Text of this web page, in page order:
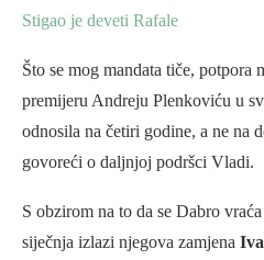
Stigao je deveti Rafale
Što se mog mandata tiče, potpora
premijeru Andreju Plenkoviću u
odnosila na četiri godine, a ne na
govoreći o daljnjoj podršci Vladi.
S obzirom na to da se Dabro
siječnja izlazi njegova zamjena